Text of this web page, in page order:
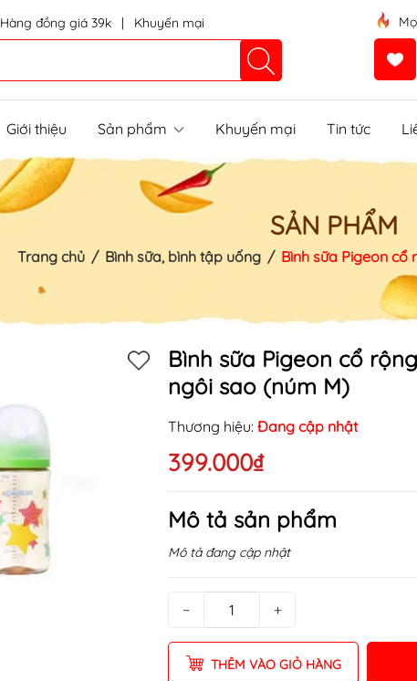
Hàng đồng giá 39k | Khuyến mại
Giới thiệu Sản phẩm Khuyến mại Tin tức
SẢN PHẨM
Trang chủ / Bình sữa, bình tập uống / Bình sữa Pigeon cổ
Bình sữa Pigeon cổ
ngôi sao (núm M)
Thương hiệu: Đang cập nhật
399.000₫
Mô tả sản phẩm
Mô tả đang cập nhật
− +
THÊM VÀO GIỎ HÀNG
Mã khuyến mãi: